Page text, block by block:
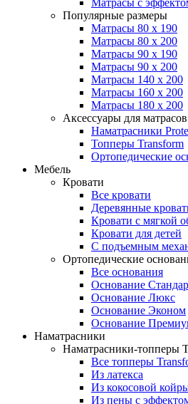
Матрасы с
Популярные размеры
Матрасы 80 x 190
Матрасы 80 x 200
Матрасы 90 x 190
Матрасы 90 x 200
Матрасы 140 x 200
Матрасы 160 x 200
Матрасы 180 x 200
Аксессуары для матрасов
Наматрасники
Топперы Transform
Ортопедические
Мебель
Кровати
Все кровати
Деревянные
Кровати с мягкой
Кровати для детей
С подъемным
Ортопедические
Все основания
Основание
Основание Люкс
Основание Эконом
Основание
Наматрасники
Наматрасники-топперы
Все топперы
Из латекса
Из кокосовой
Из пены с